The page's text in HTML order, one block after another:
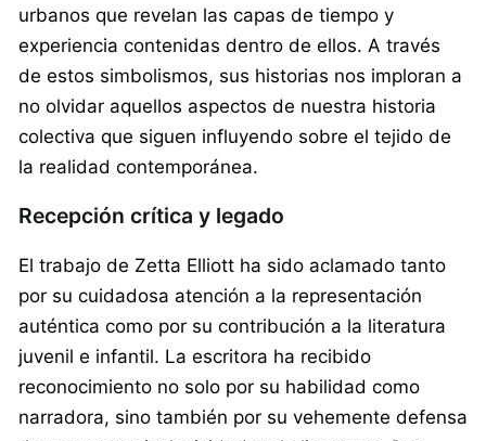
urbanos que revelan las capas de tiempo y
experiencia contenidas dentro de ellos. A través
de estos simbolismos, sus historias nos imploran a
no olvidar aquellos aspectos de nuestra historia
colectiva que siguen influyendo sobre el tejido de
la realidad contemporánea.
Recepción crítica y legado
El trabajo de Zetta Elliott ha sido aclamado tanto
por su cuidadosa atención a la representación
auténtica como por su contribución a la literatura
juvenil e infantil. La escritora ha recibido
reconocimiento no solo por su habilidad como
narradora, sino también por su vehemente defensa